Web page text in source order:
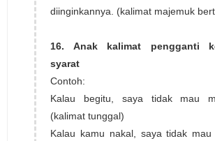
diinginkannya. (kalimat majemuk
16. Anak kalimat pengganti
syarat
Contoh:
Kalau begitu, saya tidak mau
(kalimat tunggal)
Kalau kamu nakal, saya tidak mau